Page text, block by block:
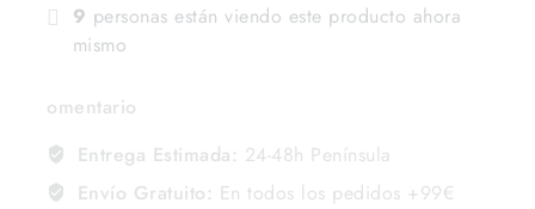
9 personas están viendo este producto ahora
mismo
omentario
Entrega Estimada: 24-48h Península
Envío Gratuito: En todos los pedidos +99€